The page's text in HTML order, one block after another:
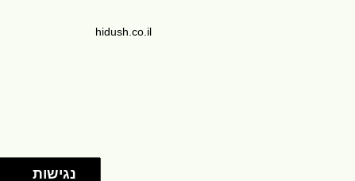
hidush.co.il
נגישות